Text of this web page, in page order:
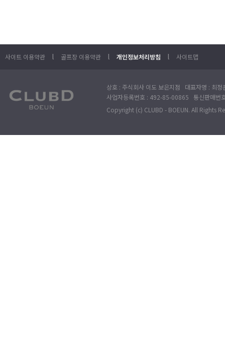
사이트 이용약관 l 골프장 이용약관 l 개인정보처리방침 l 사이트맵
상호 : 주식회사 이도 보은지점 대표자명 : 최
사업자등록번호 : 492-85-00865 통신판매
Copyright (c) CLUBD - BOEUN. All Rights